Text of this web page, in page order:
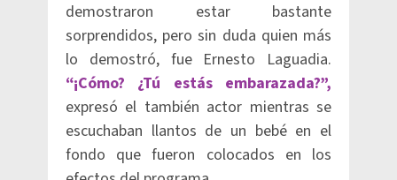
demostraron estar bastante
sorprendidos, pero sin duda quien más
lo demostró, fue Ernesto Laguadia.
“¡Cómo? ¿Tú estás embarazada?”,
expresó el también actor mientras se
escuchaban llantos de un bebé en el
fondo que fueron colocados en los